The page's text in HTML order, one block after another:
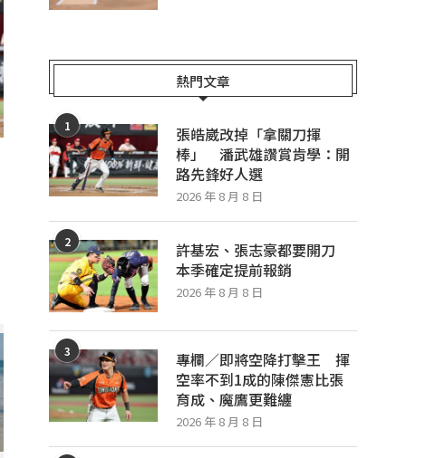
許基宏、張志豪都要開刀 本季確定提
前報銷
2026 年 8 月 8 日
味全龍棒球夏令營 小龍女組
熱門文章
1
張皓崴改掉「拿關刀揮
棒」 潘武雄讚賞肯學：開
路先鋒好人選
2026 年 8 月 8 日
2
許基宏、張志豪都要開刀
本季確定提前報銷
2026 年 8 月 8 日
3
專欄／即將空降打擊王 揮
空率不到1成的陳傑憲比張
育成、魔鷹更難纏
2026 年 8 月 8 日